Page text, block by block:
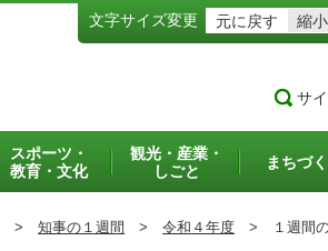
文字サイズ変更 元に戻す 縮小
サ
スポーツ・
教育・文化
観光・産業・
しごと
まちづ
> 知事の１週間 > 令和４年度 > １週間